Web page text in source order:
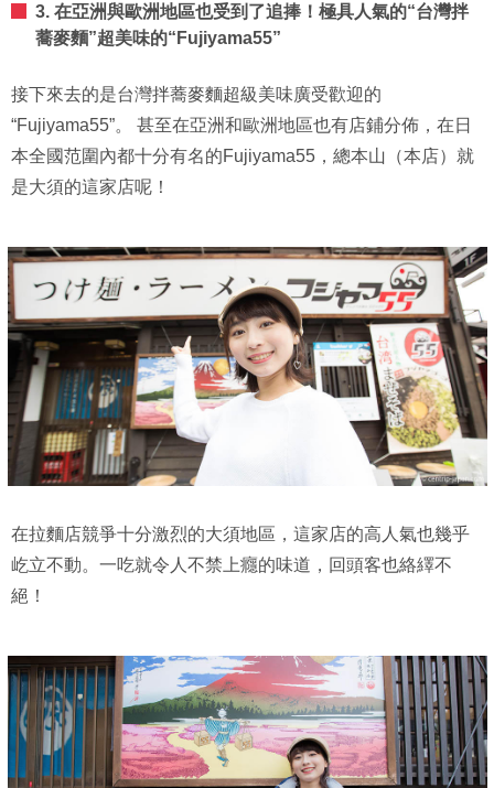
3. 在亞洲與歐洲地區也受到了追捧！極具人氣的“台灣拌
蕎麥麵”超美味的“Fujiyama55”
接下來去的是台灣拌蕎麥麵超級美味廣受歡迎的
“Fujiyama55”。 甚至在亞洲和歐洲地區也有店鋪分佈，在日
本全國范圍內都十分有名的Fujiyama55，總本山（本店）就
是大須的這家店呢！
在拉麵店競爭十分激烈的大須地區，這家店的高人氣也幾乎
屹立不動。一吃就令人不禁上癮的味道，回頭客也絡繹不
絕！